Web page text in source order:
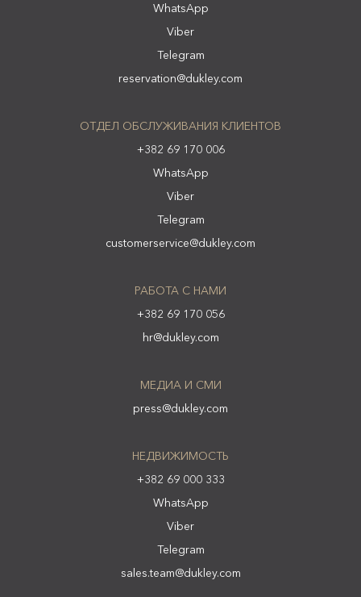
WhatsApp
Viber
Telegram
reservation@dukley.com
ОТДЕЛ ОБСЛУЖИВАНИЯ КЛИЕНТОВ
+382 69 170 006
WhatsApp
Viber
Telegram
customerservice@dukley.com
РАБОТА С НАМИ
+382 69 170 056
hr@dukley.com
МЕДИА И СМИ
press@dukley.com
НЕДВИЖИМОСТЬ
+382 69 000 333
WhatsApp
Viber
Telegram
sales.team@dukley.com